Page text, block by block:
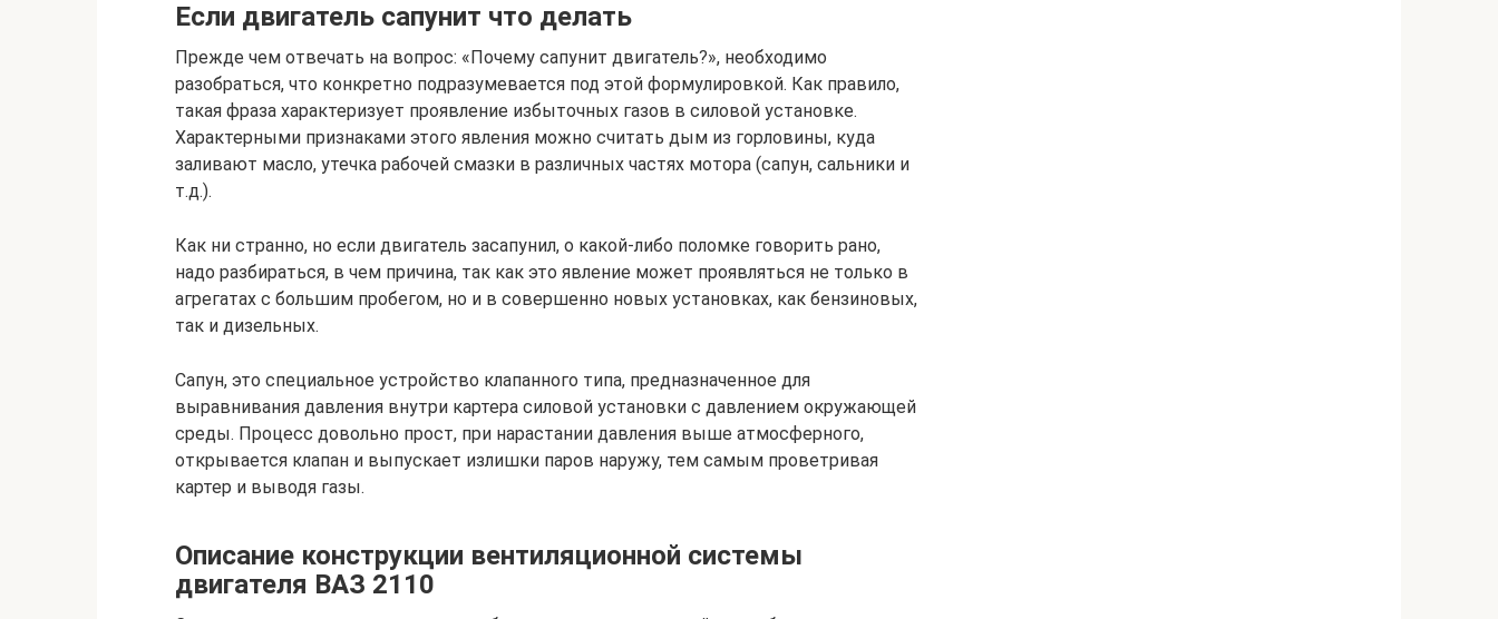
Если двигатель сапунит что делать
Прежде чем отвечать на вопрос: «Почему сапунит двигатель?», необходимо
разобраться, что конкретно подразумевается под этой формулировкой. Как правило,
такая фраза характеризует проявление избыточных газов в силовой установке.
Характерными признаками этого явления можно считать дым из горловины, куда
заливают масло, утечка рабочей смазки в различных частях мотора (сапун, сальники и
т.д.).
Как ни странно, но если двигатель засапунил, о какой-либо поломке говорить рано,
надо разбираться, в чем причина, так как это явление может проявляться не только в
агрегатах с большим пробегом, но и в совершенно новых установках, как бензиновых,
так и дизельных.
Сапун, это специальное устройство клапанного типа, предназначенное для
выравнивания давления внутри картера силовой установки с давлением окружающей
среды. Процесс довольно прост, при нарастании давления выше атмосферного,
открывается клапан и выпускает излишки паров наружу, тем самым проветривая
картер и выводя газы.
Описание конструкции вентиляционной системы
двигателя ВАЗ 2110